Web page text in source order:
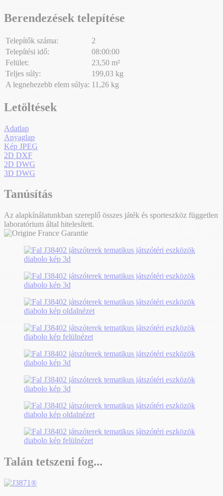
Berendezések telepítése
Telepítők száma:
2
Telepítési idő:
08:00:00
Felület:
23,50 m²
Teljes súly:
199,03 kg
A legnehezebb elem súlya: 11,26 kg
Letöltések
Adatlap
Anyaglap
Kép JPEG
2D DXF
2D DWG
3D DWG
Tanúsítás
Az alapkínálatunkban szereplő összes játék és sporteszköz független
laboratórium által hitelesített.
Talán tetszeni fog...